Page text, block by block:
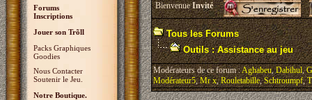
Forums
Inscriptions
Jouer son Trõll
Packs Graphiques
Goodies
Nous Contacter
Soutenir le Jeu.
Notre Boutique.
BienvenueInvité
Tous les Forums
Outils : Assistance au jeu
Modérateurs de ce forum :Aghabeu,Dabihul,
Modérateur5,Mr x,Rouletabille,Schtroumpf,